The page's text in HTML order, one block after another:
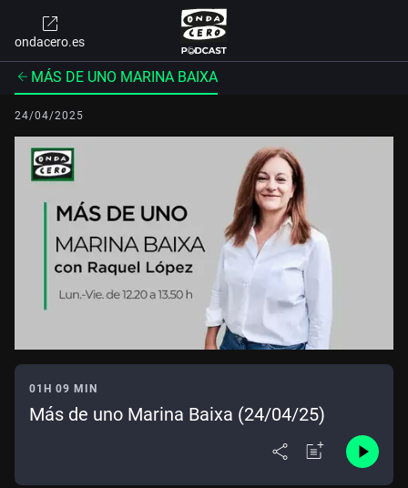
ondacero.es
MÁS DE UNO MARINA BAIXA
24/04/2025
01H 09 MIN
Más de uno Marina Baixa (24/04/25)